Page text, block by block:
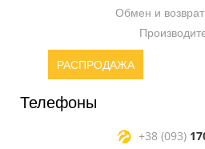
Обмен и
РАСПРОДАЖА
Телефоны
+38 (093)